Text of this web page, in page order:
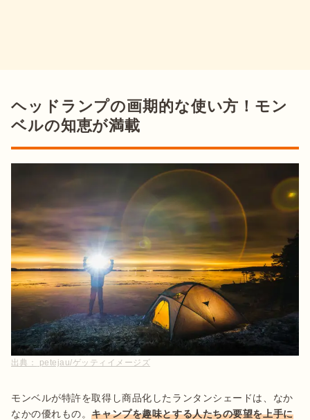
ヘッドランプの画期的な使い方！モン
ベルの知恵が満載
出典： petejau/ゲッティイメージズ
モンベルが特許を取得し商品化したランタンシェードは、なか
なかの優れもの。キャンプを趣味とする人たちの要望を上手に